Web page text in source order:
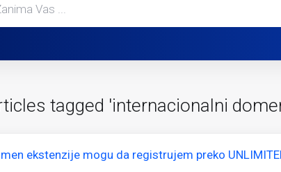
tagged 'internacionalni
ekstenzije mogu da registrujem preko